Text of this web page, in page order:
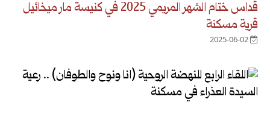
قداس ختام الشهر المريمي 2025 في كنيسة مار ميخائيل
قرية مسكنة
2025-06-02